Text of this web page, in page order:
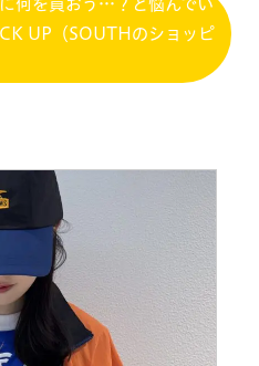
何を買おう…？と悩んでい
UP（SOUTHのショッピ